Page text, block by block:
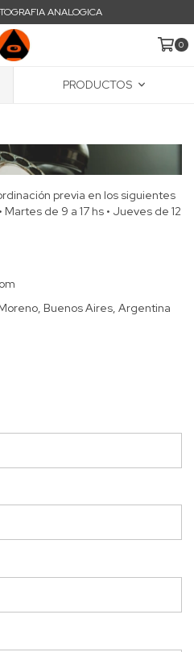
ANALOGICA
0
PRODUCTOS
previa en los siguientes
Martes de 9 a 17 hs • Jueves de 12
Buenos Aires, Argentina